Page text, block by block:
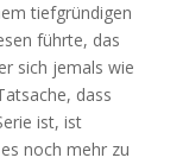
tiefgründigen
führte, das
sich jemals wie
dass
ist, ist
noch mehr zu